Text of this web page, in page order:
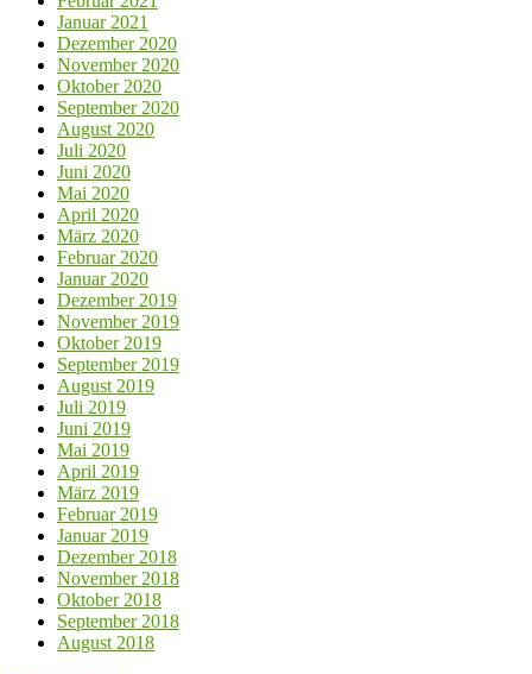
Januar 2021
Dezember 2020
November 2020
Oktober 2020
September 2020
August 2020
Juli 2020
Juni 2020
Mai 2020
April 2020
März 2020
Februar 2020
Januar 2020
Dezember 2019
November 2019
Oktober 2019
September 2019
August 2019
Juli 2019
Juni 2019
Mai 2019
April 2019
März 2019
Februar 2019
Januar 2019
Dezember 2018
November 2018
Oktober 2018
September 2018
August 2018